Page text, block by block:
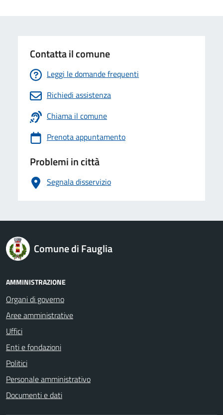
Contatta il comune
Leggi le domande frequenti
Richiedi assistenza
Chiama il comune
Prenota appuntamento
Problemi in città
Segnala disservizio
logo Unione Europea
Comune di Fauglia
AMMINISTRAZIONE
Organi di governo
Aree amministrative
Uffici
Enti e fondazioni
Politici
Personale amministrativo
Documenti e dati